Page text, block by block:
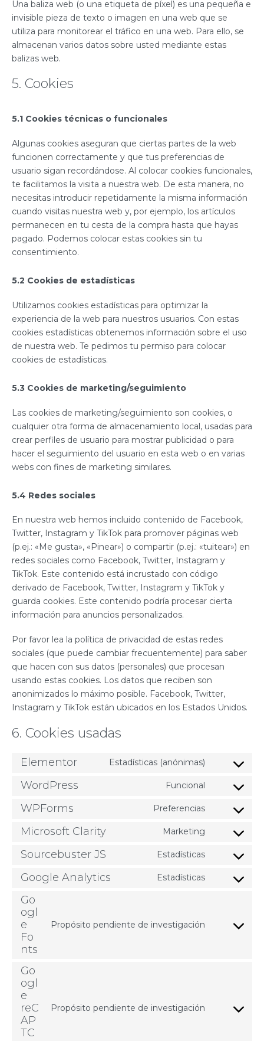
Una baliza web (o una etiqueta de píxel) es una pequeña e
invisible pieza de texto o imagen en una web que se
utiliza para monitorear el tráfico en una web. Para ello, se
almacenan varios datos sobre usted mediante estas
balizas web.
5. Cookies
5.1 Cookies técnicas o funcionales
Algunas cookies aseguran que ciertas partes de la web
funcionen correctamente y que tus preferencias de
usuario sigan recordándose. Al colocar cookies funcionales,
te facilitamos la visita a nuestra web. De esta manera, no
necesitas introducir repetidamente la misma información
cuando visitas nuestra web y, por ejemplo, los artículos
permanecen en tu cesta de la compra hasta que hayas
pagado. Podemos colocar estas cookies sin tu
consentimiento.
5.2 Cookies de estadísticas
Utilizamos cookies estadísticas para optimizar la
experiencia de la web para nuestros usuarios. Con estas
cookies estadísticas obtenemos información sobre el uso
de nuestra web. Te pedimos tu permiso para colocar
cookies de estadísticas.
5.3 Cookies de marketing/seguimiento
Las cookies de marketing/seguimiento son cookies, o
cualquier otra forma de almacenamiento local, usadas para
crear perfiles de usuario para mostrar publicidad o para
hacer el seguimiento del usuario en esta web o en varias
webs con fines de marketing similares.
5.4 Redes sociales
En nuestra web hemos incluido contenido de Facebook,
Twitter, Instagram y TikTok para promover páginas web
(p.ej.: «Me gusta», «Pinear») o compartir (p.ej.: «tuitear») en
redes sociales como Facebook, Twitter, Instagram y
TikTok. Este contenido está incrustado con código
derivado de Facebook, Twitter, Instagram y TikTok y
guarda cookies. Este contenido podría procesar cierta
información para anuncios personalizados.
Por favor lea la política de privacidad de estas redes
sociales (que puede cambiar frecuentemente) para saber
que hacen con sus datos (personales) que procesan
usando estas cookies. Los datos que reciben son
anonimizados lo máximo posible. Facebook, Twitter,
Instagram y TikTok están ubicados en los Estados Unidos.
6. Cookies usadas
Elementor Estadísticas (anónimas)
WordPress Funcional
WPForms Preferencias
Microsoft Clarity Marketing
Sourcebuster JS Estadísticas
Google Analytics Estadísticas
Go
ogl
e
Fo
nts
Propósito pendiente de investigación
Go
ogl
e
reC
AP
TC
Propósito pendiente de investigación